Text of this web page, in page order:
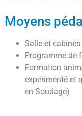
Moyens
Salle et
Programme de
Formation
expérimenté et
en Soudage)